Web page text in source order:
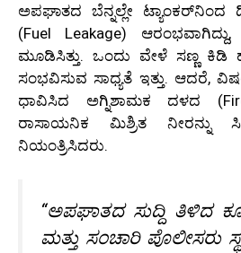
ಅಪಘಾತದ ಬೆನ್ನಲ್ಲೇ
(Fuel Leakage) ಆರಂಭವಾಗಿದ್ದು,
ಮೂಡಿಸಿತ್ತು. ಒಂದು ವೇಳೆ ಸಣ್ಣ ಕಿಡಿ
ಸಂಭವಿಸುವ ಸಾಧ್ಯತೆ ಇತ್ತು. ಆದರೆ,
ಧಾವಿಸಿದ ಅಗ್ನಿಶಾಮಕ ದಳದ
ರಾಸಾಯನಿಕ ಮಿಶ್ರಿತ ನೀರನ್ನು
ನಿಯಂತ್ರಿಸಿದರು.
“ಅಪಘಾತದ ಸುದ್ದಿ ತಿಳಿದ
ಮತ್ತು ಸಂಚಾರಿ ಪೊಲೀಸರು